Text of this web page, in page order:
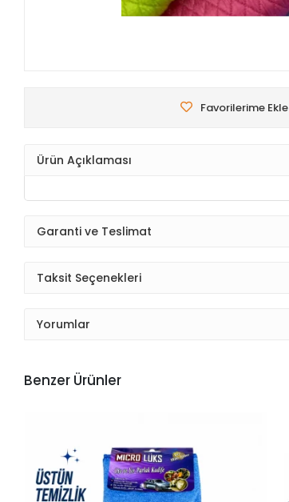
Favorilerime Ekle
Ürün Açıklaması
Garanti ve Teslimat
Taksit Seçenekleri
Yorumlar
Benzer Ürünler